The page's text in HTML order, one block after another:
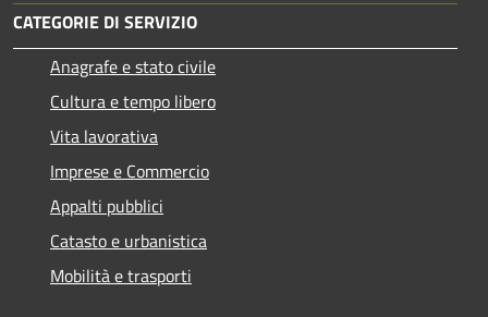
CATEGORIE DI SERVIZIO
Anagrafe e stato civile
Cultura e tempo libero
Vita lavorativa
Imprese e Commercio
Appalti pubblici
Catasto e urbanistica
Mobilità e trasporti